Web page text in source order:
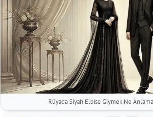
Rüyada Siyah Elbise Giymek Ne